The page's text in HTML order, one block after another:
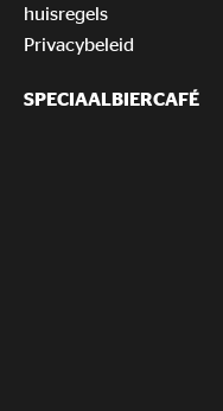
huisregels
Privacybeleid
SPECIAALBIERCAFÉ